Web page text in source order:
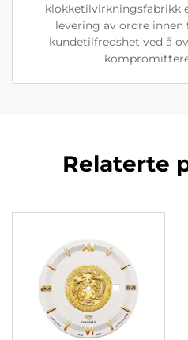
klokketilvirkningsfabrikk
levering av ordre
kundetilfredshet ved å
Relaterte